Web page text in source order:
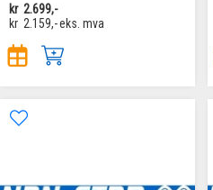
kr 2.699,-
kr 2.159,-eks. mva